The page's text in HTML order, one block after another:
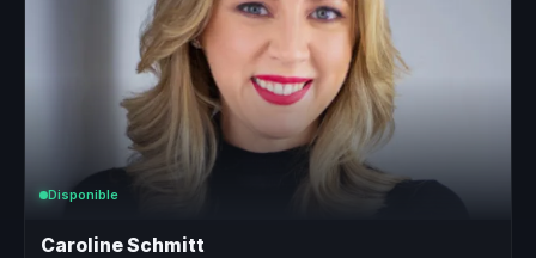
Disponible
Caroline Schmitt